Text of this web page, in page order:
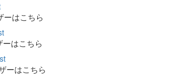
ーはこちら
はこちら
ーはこちら